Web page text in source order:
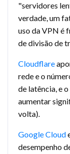
"servidores
verdade, um
uso da VPN é
de divisão de
Cloudflare
rede e o
de latência, e
aumentar
volta).
Google Cloud
desempenho